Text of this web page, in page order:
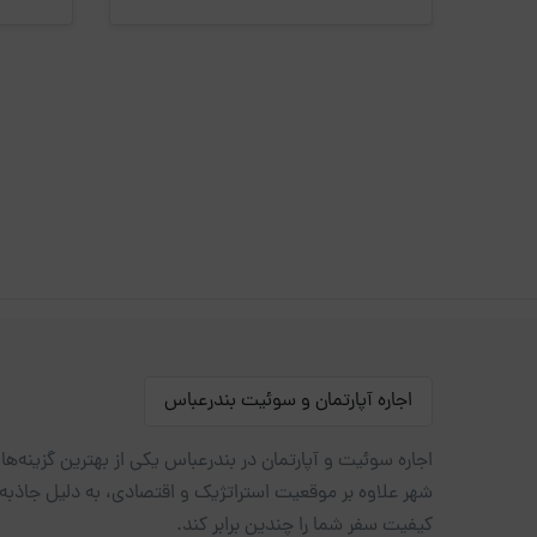
اجاره آپارتمان و سوئیت بندرعباس
اجاره سوئیت و آپارتمان در بندرعباس یکی از بهترین
شهر علاوه بر موقعیت استراتژیک و اقتصادی، به دلیل
کیفیت سفر شما را چندین برابر کند.